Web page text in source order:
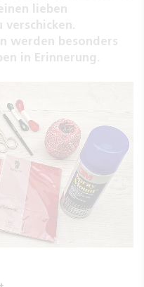
lieben
werden besonders
in Erinnerung.